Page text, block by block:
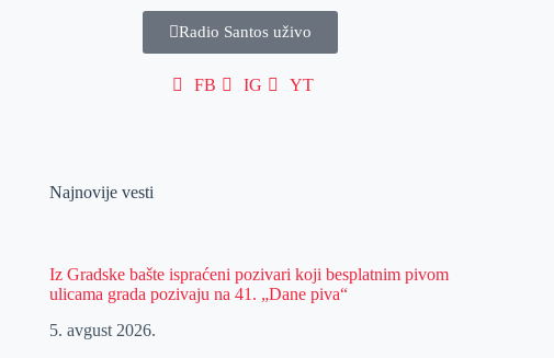
Radio Santos uživo
FB IG YT
Najnovije vesti
Iz Gradske bašte ispraćeni pozivari koji besplatnim pivom
ulicama grada pozivaju na 41. „Dane piva“
5. avgust 2026.